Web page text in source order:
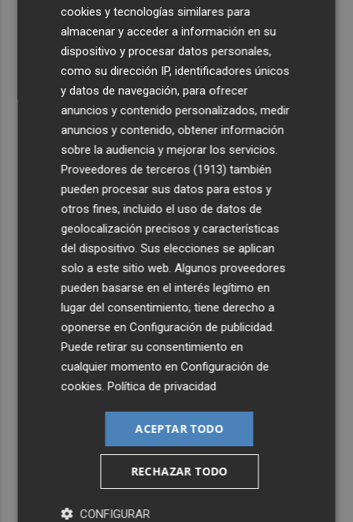
Emergencias activa la situación 2 del PEIF y confina
Sierra Engarcerán por el humo del incendio forestal
España restablece los controles fronterizos a los
El homenaje a Ferran Torres en Foios, en imágenes
Ferran Torres, recibido con un baño de masas en su
pueblo: "Allá donde voy siempre digo que soy de Foios"
Foios se vuelca con Ferran Torres
cookies y tecnologías similares para
almacenar y acceder a información en su
dispositivo y procesar datos personales,
como su dirección IP, identificadores únicos
y datos de navegación, para ofrecer
anuncios y contenido personalizados, medir
anuncios y contenido, obtener información
sobre la audiencia y mejorar los servicios.
Proveedores de terceros (1913) también
pueden procesar sus datos para estos y
otros fines, incluido el uso de datos de
geolocalización precisos y características
del dispositivo. Sus elecciones se aplican
solo a este sitio web. Algunos proveedores
pueden basarse en el interés legítimo en
lugar del consentimiento; tiene derecho a
oponerse enConfiguración de publicidad
Puede retirar su consentimiento en
cualquier momento enConfiguración de
cookies .Política de privacidad
ACEPTAR TODO
RECHAZAR TODO
CONFIGURAR